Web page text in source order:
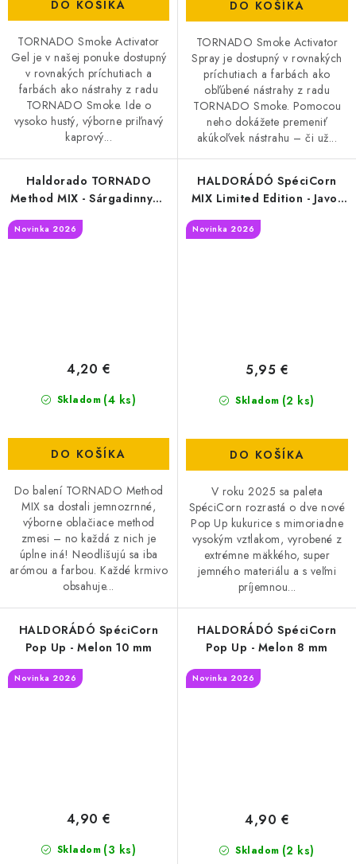
DO KOŠÍKA
TORNADO Smoke Activator
Gel je v našej ponuke dostupný
v rovnakých príchutiach a
farbách ako nástrahy z radu
TORNADO Smoke. Ide o
vysoko hustý, výborne priľnavý
kaprový...
DO KOŠÍKA
TORNADO Smoke Activator
Spray je dostupný v rovnakých
príchutiach a farbách ako
obľúbené nástrahy z radu
TORNADO Smoke. Pomocou
neho dokážete premeniť
akúkoľvek nástrahu – či už...
Haldorado TORNADO
Method MIX - Sárgadinnye -
Novinka 2026
Skladom (4 ks)
4,20 €
DO KOŠÍKA
Do balení TORNADO Method
MIX sa dostali jemnozrnné,
výborne oblačiace method
zmesi – no každá z nich je
úplne iná! Neodlišujú sa iba
arómou a farbou. Každé krmivo
obsahuje...
HALDORÁDÓ SpéciCorn
MIX Limited Edition - Javor
Novinka 2026
Skladom (2 ks)
5,95 €
DO KOŠÍKA
V roku 2025 sa paleta
SpéciCorn rozrastá o dve nové
Pop Up kukurice s mimoriadne
vysokým vztlakom, vyrobené z
extrémne mäkkého, super
jemného materiálu a s veľmi
príjemnou...
HALDORÁDÓ SpéciCorn
Pop Up - Melon 10 mm
Novinka 2026
Skladom (3 ks)
4,90 €
HALDORÁDÓ SpéciCorn
Pop Up - Melon 8 mm
Novinka 2026
Skladom (2 ks)
4,90 €